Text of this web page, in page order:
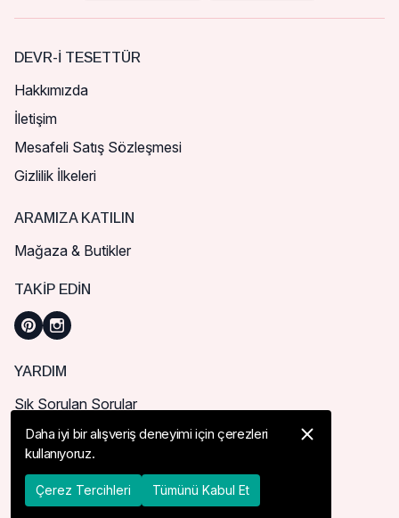
DEVR-I TESETTÜR
Hakkımızda
İletişim
Mesafeli Satış Sözleşmesi
Gizlilik İlkeleri
ARAMIZA KATILIN
Mağaza & Butikler
TAKIP EDIN
YARDIM
Sık Sorulan Sorular
Nasıl Sipariş Verebilirim?
Kargo ve Teslimat
İade, İptal ve Değişim
Daha iyi bir alışveriş deneyimi için çerezleri
kullanıyoruz.
Çerez Tercihleri Tümünü Kabul Et